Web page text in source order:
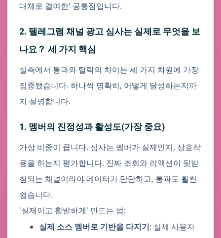
대체로 결여한' 공통점입니다.
2. 텔레그램 채널 광고 심사는 실제로 무엇을 보
나요？ 세 가지 핵심
실측에서 통과와 탈락의 차이는 세 가지 차원에 가장
집중됐습니다. 하나씩 명확히, 어떻게 달성하는지까
지 설명합니다.
1. 멤버의 진정성과 활성도(가장 중요)
가장 비중이 큽니다. 심사는 멤버가 실제인지, 상호작
용을 하는지 평가합니다. 진짜 조회와 리액션이 뒷받
침되는 채널이라야 데이터가 탄탄하고, 통과도 훨씬
쉽습니다.
'실제이고 활발하게' 만드는 법:
실제 소스 멤버로 기반을 다지기: 실제 사용자